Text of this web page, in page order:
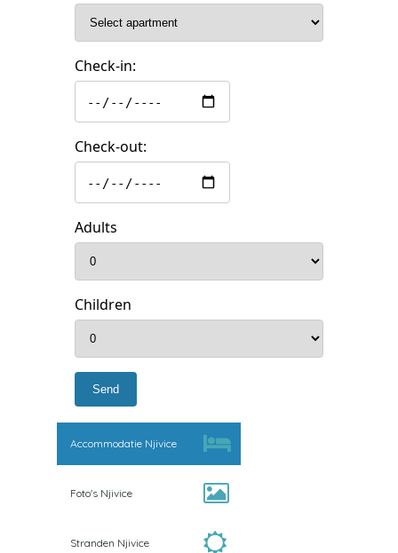
Check-in:
Check-out:
Adults
Children
Accommodatie Njivice
Foto's Njivice
Stranden Njivice